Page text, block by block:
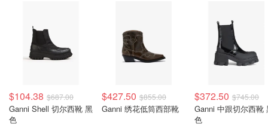
$104.38 $687.00
Ganni Shell 切尔西靴 黑
色
$427.50 $855.00
Ganni 绣花低筒西部靴
$372.50 $745.00
Ganni 中跟切尔西靴
色